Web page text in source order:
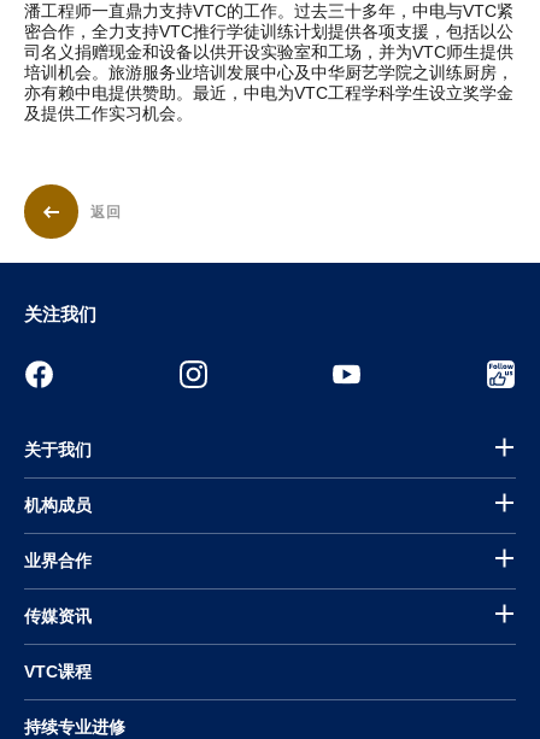
潘工程师一直鼎力支持VTC的工作。过去三十多年，中电与VTC紧
密合作，全力支持VTC推行学徒训练计划提供各项支援，包括以公
司名义捐赠现金和设备以供开设实验室和工场，并为VTC师生提供
培训机会。旅游服务业培训发展中心及中华厨艺学院之训练厨房，
亦有赖中电提供赞助。最近，中电为VTC工程学科学生设立奖学金
及提供工作实习机会。
返回
关注我们
关于我们
机构成员
业界合作
传媒资讯
VTC课程
持续专业进修